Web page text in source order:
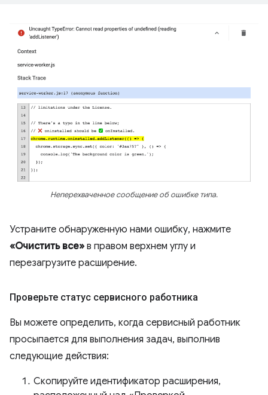
Неперехваченное сообщение об ошибке типа.
Устраните обнаруженную нами ошибку, нажмите
«Очистить все» в правом верхнем углу и
перезагрузите расширение.
Проверьте статус сервисного работника
Вы можете определить, когда сервисный работник
просыпается для выполнения задач, выполнив
следующие действия:
Скопируйте идентификатор расширения,